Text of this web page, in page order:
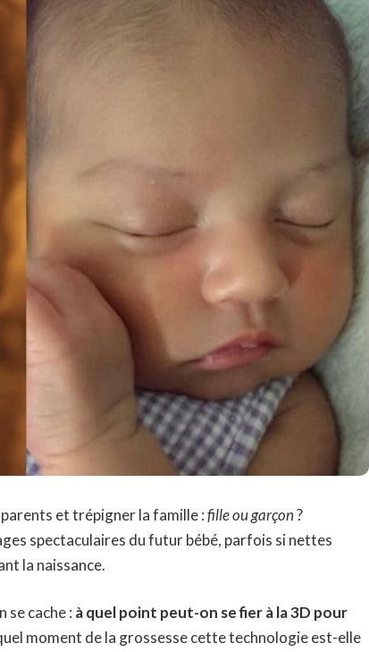
et trépigner la famille :fille ou garçon?
spectaculaires du futur bébé, parfois si nettes
la naissance.
cache : à quel point peut-on se fier à la 3D pour
moment de la grossesse cette technologie est-elle